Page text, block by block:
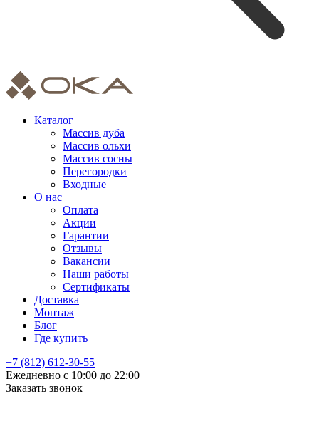
Каталог
Массив дуба
Массив ольхи
Массив сосны
Перегородки
Входные
О нас
Оплата
Акции
Гарантии
Отзывы
Вакансии
Наши работы
Сертификаты
Доставка
Монтаж
Блог
Где купить
+7 (812) 612-30-55
Ежедневно с 10:00 до 22:00
Заказать звонок